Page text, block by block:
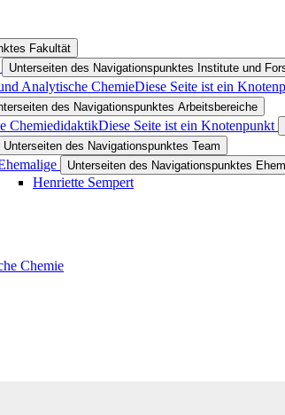
Fakultät
Unterseiten des Navigationspunktes Institute und
Analytische ChemieDiese Seite ist ein
des Navigationspunktes Arbeitsbereiche
ChemiedidaktikDiese Seite ist ein Knotenpunkt
Unterseiten des Navigationspunktes Team
Unterseiten des Navigationspunktes
Henriette Sempert
Chemie